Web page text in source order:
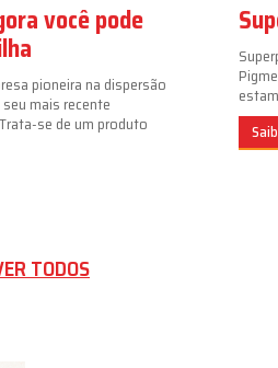
você pode
pioneira na dispersão
mais recente
se de um produto
TODOS